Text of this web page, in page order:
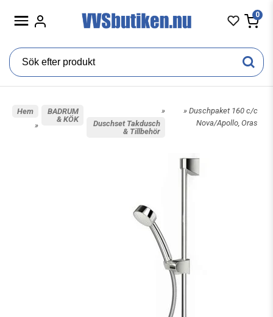
0
Hem
»
BADRUM
& KÖK
»
Duschset Takdusch
& Tillbehör
» Duschpaket 160 c/c
Nova/Apollo, Oras